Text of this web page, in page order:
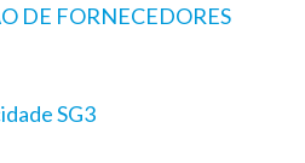
DE FORNECEDORES
SG3